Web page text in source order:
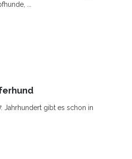
...
Jahrhundert gibt es schon in